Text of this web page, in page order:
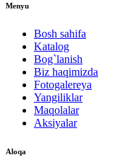
Menyu
Bosh sahifa
Katalog
Bog`lanish
Biz haqimizda
Fotogalereya
Yangiliklar
Maqolalar
Aksiyalar
Aloqa